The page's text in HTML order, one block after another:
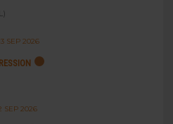
SEP 2026
SEP 2026